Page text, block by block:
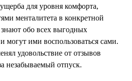
для уровня комфорта,
менталитета в конкретной
обо всех выгодных
могут ими воспользоваться сами.
удовольствие от отзывов
незабываемый отпуск.